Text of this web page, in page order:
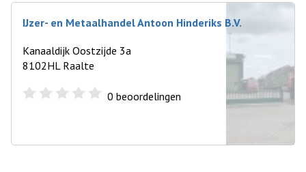
IJzer- en Metaalhandel Antoon Hinderiks B.V.
Kanaaldijk Oostzijde 3a
8102HL Raalte
0 beoordelingen